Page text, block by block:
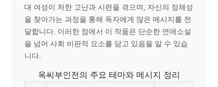
대 여성이 처한 고난과 시련을 겪으며, 자신의 정체성
을 찾아가는 과정을 통해 독자에게 많은 메시지를 전
달합니다. 이러한 점에서 이 작품은 단순한 연애소설
을 넘어 사회 비판적 요소를 담고 있음을 알 수 있습
니다.
옥씨부인전의 주요 테마와 메시지 정리